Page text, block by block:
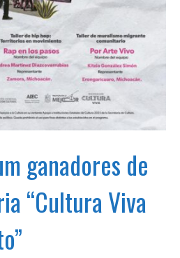
ganadores de
“Cultura Viva